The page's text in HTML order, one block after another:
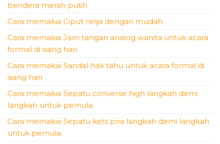
bendera merah putih
Cara memakai Ciput ninja dengan mudah.
Cara memakai Jam tangan analog wanita untuk acara
formal di siang hari
Cara memakai Sandal hak tahu untuk acara formal di
siang hari
Cara memakai Sepatu converse high langkah demi
langkah untuk pemula.
Cara memakai Sepatu kets pria langkah demi langkah
untuk pemula.